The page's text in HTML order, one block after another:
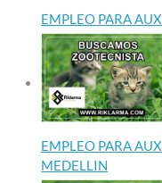
EMPLEO PARA
EMPLEO PARA
MEDELLIN